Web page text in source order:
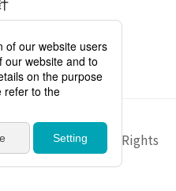
Corporation All Rights